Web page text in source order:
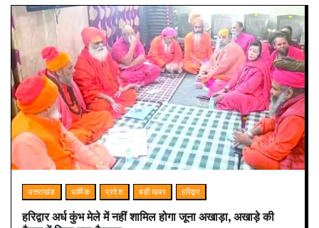
उत्तराखंड धार्मिक प्रदेश बड़ी खबर हरिद्वार
हरिद्वार अर्ध कुंभ मेले में नहीं शामिल होगा जूना अखाड़ा, अखाड़े की